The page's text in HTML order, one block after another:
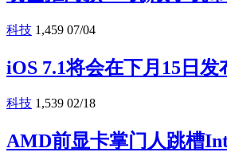
科技 1,459 07/04
iOS 7.1将会在下月15日发
科技 1,539 02/18
AMD前显卡掌门人跳槽